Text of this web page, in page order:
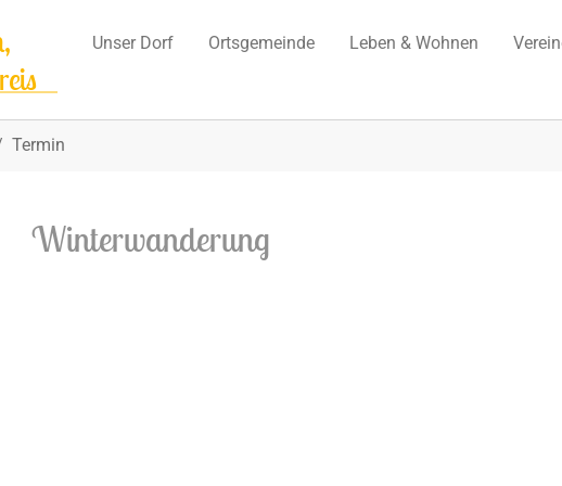
Unser Dorf Ortsgemeinde Leben & Wohnen
Termin
Winterwanderung